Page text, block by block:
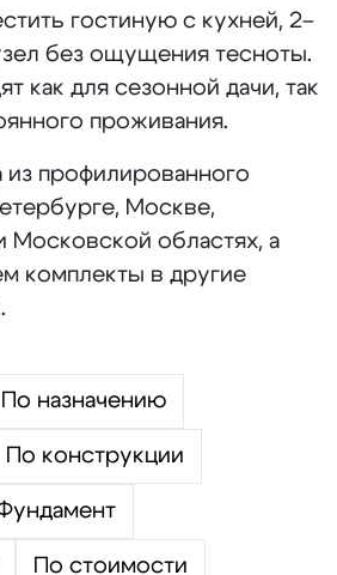
гостиную с кухней, 2–
без ощущения тесноты.
как для сезонной дачи, так
проживания.
профилированного
Москве,
Московской областях, а
комплекты в другие
По назначению
По конструкции
По стоимости